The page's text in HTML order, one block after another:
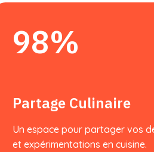
98%
Partage Culinaire
Un espace pour partager vos
et expérimentations en cuisine.